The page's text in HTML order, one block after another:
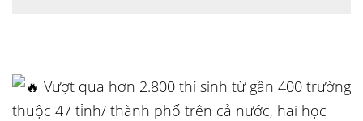
Vượt qua hơn 2.800 thí sinh từ gần 400 trường
thuộc 47 tỉnh/ thành phố trên cả nước, hai học